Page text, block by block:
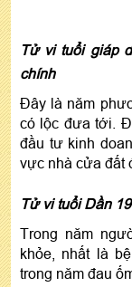
Tử vi tuổi giáp
chính
Đây là năm
có lộc đưa tới.
đầu tư kinh
vực nhà cửa đất
Tử vi tuổi Dần
Trong năm
khỏe, nhất là
trong năm đau